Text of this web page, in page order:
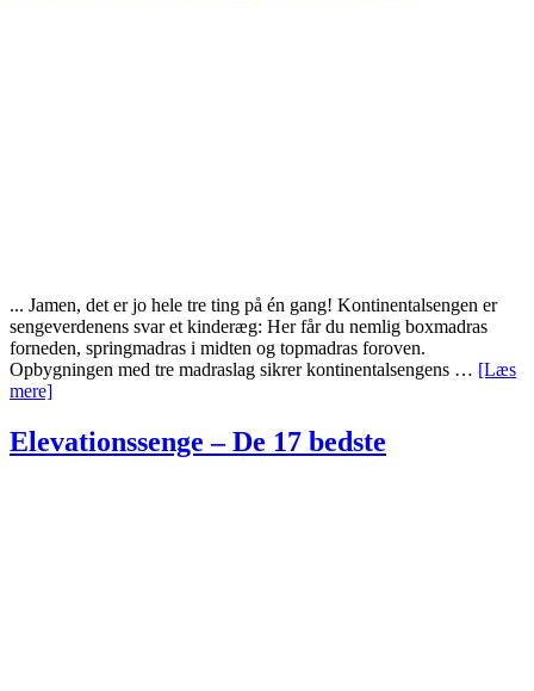
... Jamen, det er jo hele tre ting på én gang! Kontinentalsengen er
sengeverdenens svar et kinderæg: Her får du nemlig boxmadras
forneden, springmadras i midten og topmadras foroven.
Opbygningen med tre madraslag sikrer kontinentalsengens … [Læs
mere]om
–
De
Elevationssenge – De 17 bedste